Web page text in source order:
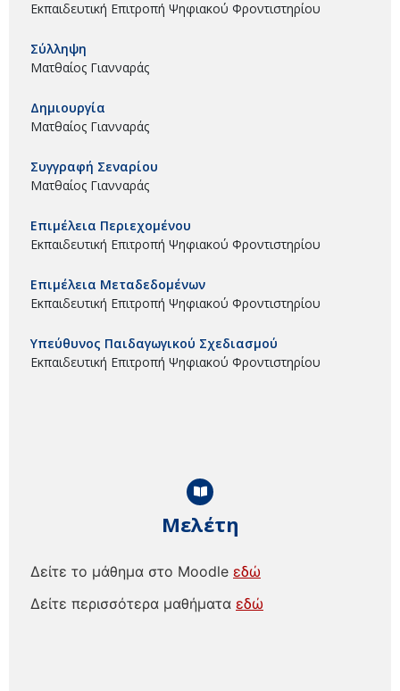
Μελέτη
Δείτε το μάθημα στο Moodle εδώ
Δείτε περισσότερα μαθήματα εδώ
Εκπαιδευτική Επιτροπή Ψηφιακού Φροντιστηρίου
Σύλληψη
Ματθαίος Γιανναράς
Δημιουργία
Ματθαίος Γιανναράς
Συγγραφή Σεναρίου
Ματθαίος Γιανναράς
Επιμέλεια Περιεχομένου
Εκπαιδευτική Επιτροπή Ψηφιακού Φροντιστηρίου
Επιμέλεια Μεταδεδομένων
Εκπαιδευτική Επιτροπή Ψηφιακού Φροντιστηρίου
Υπεύθυνος Παιδαγωγικού Σχεδιασμού
Εκπαιδευτική Επιτροπή Ψηφιακού Φροντιστηρίου